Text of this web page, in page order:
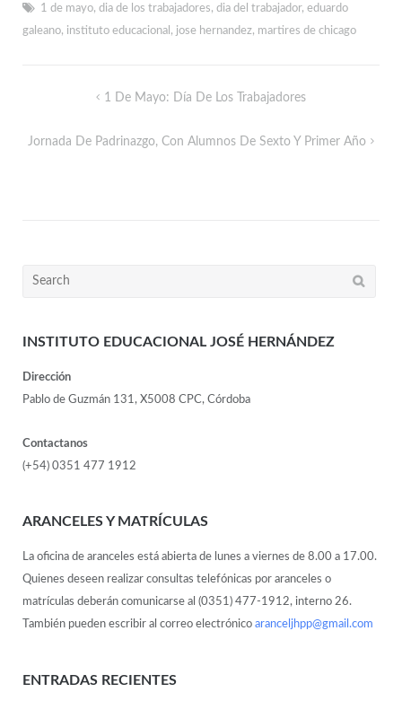
1 de mayo, dia de los trabajadores, dia del trabajador, eduardo
galeano, instituto educacional , jose hernandez, martires de chicago
1 De Mayo: Día De Los Trabajadores
Jornada De Padrinazgo, Con Alumnos De Sexto Y Primer Año
INSTITUTO EDUCACIONAL JOSÉ HERNÁNDEZ
Dirección
Pablo de Guzmán 131, X5008 CPC, Córdoba
Contactanos
(+54) 0351 477 1912
ARANCELES Y MATRÍCULAS
La oficina de aranceles está abierta de lunes a viernes de 8.00 a 17.00.
Quienes deseen realizar consultas telefónicas por aranceles o
matrículas deberán comunicarse al (0351) 477-1912, interno 26.
También pueden escribir al correo electrónico aranceljhpp@gmail.com
ENTRADAS RECIENTES